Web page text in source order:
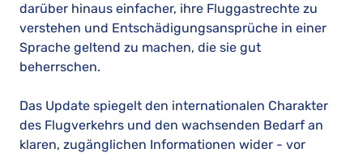
darüber hinaus einfacher, ihre Fluggastrechte zu
verstehen und Entschädigungsansprüche in einer
Sprache geltend zu machen, die sie gut
beherrschen.
Das Update spiegelt den internationalen Charakter
des Flugverkehrs und den wachsenden Bedarf an
klaren, zugänglichen Informationen wider - vor